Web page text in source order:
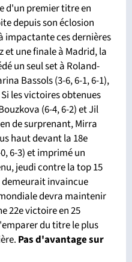
d'un premier titre en
depuis son éclosion
impactante ces dernières
et une finale à Madrid, la
un seul set à Roland-
Bassols (3-6, 6-1, 6-1),
les victoires obtenues
(6-4, 6-2) et Jil
de surprenant, Mirra
haut devant la 18e
6-3) et imprimé un
jeudi contre la top 15
demeurait invaincue
devra maintenir
22e victoire en 25
du titre le plus
Pas d'avantage sur